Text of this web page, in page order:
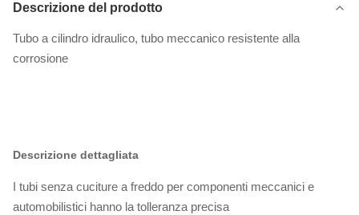
Descrizione del prodotto
Tubo a cilindro idraulico, tubo meccanico resistente alla
corrosione
Descrizione dettagliata
I tubi senza cuciture a freddo per componenti meccanici e
automobilistici hanno la tolleranza precisa